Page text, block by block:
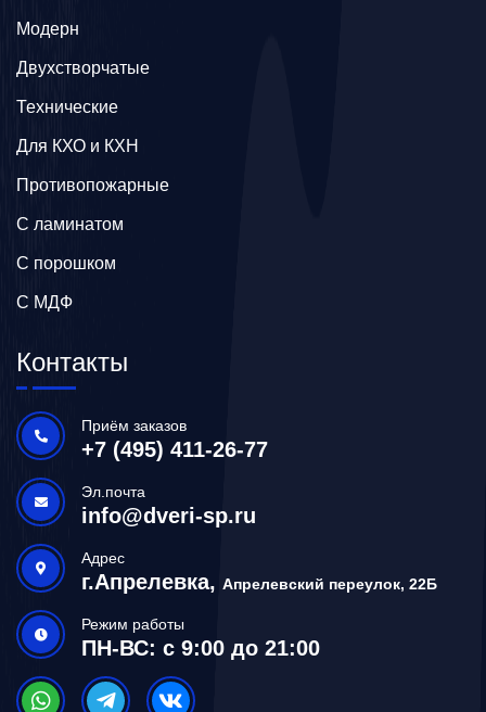
Модерн
Двухстворчатые
Технические
Для КХО и КХН
Противопожарные
С ламинатом
С порошком
С МДФ
Контакты
Приём заказов
+7 (495) 411-26-77
Эл.почта
info@dveri-sp.ru
Адрес
г.Апрелевка, Апрелевский переулок, 22Б
Режим работы
ПН-ВС: с 9:00 до 21:00